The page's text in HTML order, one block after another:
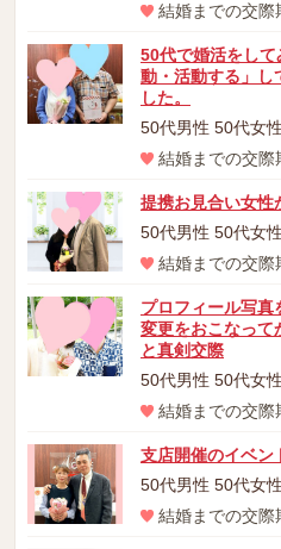
結婚までの交際
50代で婚活をし
動・活動する」し
した。
50代男性 50代女性
結婚までの交際
提携お見合い女性
50代男性 50代女性
結婚までの交際
プロフィール写真
変更をおこなって
と真剣交際
50代男性 50代女性
結婚までの交際
支店開催のイベン
50代男性 50代女性
結婚までの交際